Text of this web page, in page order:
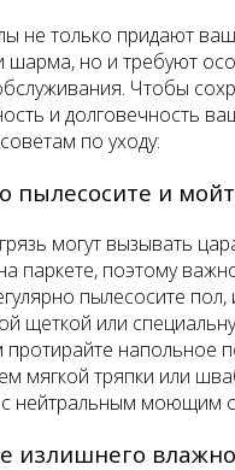
не только придают
шарма, но и требуют
Чтобы
и долговечность
по уходу:
пылесосите и
могут вызывать
паркете, поэтому
пылесосите пол,
щеткой или
протирайте напольное
мягкой тряпки или
с нейтральным моющим
излишнего